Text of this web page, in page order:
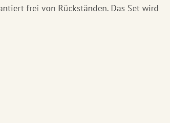
frei von Rückständen. Das Set wird